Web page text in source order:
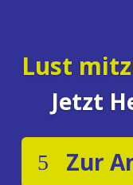
Lust
Jetzt
Zur